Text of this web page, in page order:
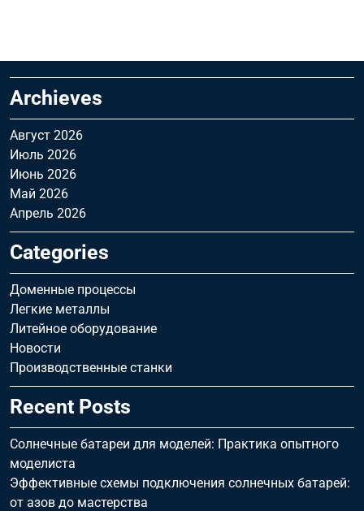
Archieves
Август 2026
Июль 2026
Июнь 2026
Май 2026
Апрель 2026
Categories
Доменные процессы
Легкие металлы
Литейное оборудование
Новости
Производственные станки
Recent Posts
Солнечные батареи для моделей: Практика опытного
моделиста
Эффективные схемы подключения солнечных батарей:
от азов до мастерства